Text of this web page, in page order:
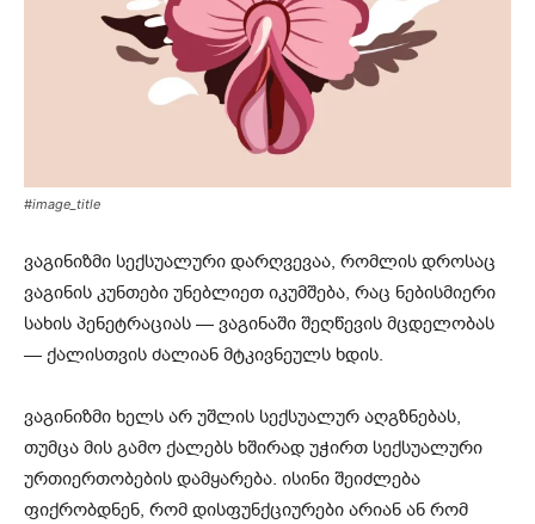
#image_title
ვაგინიზმი სექსუალური დარღვევაა, რომლის დროსაც
ვაგინის კუნთები უნებლიეთ იკუმშება, რაც ნებისმიერი
სახის პენეტრაციას — ვაგინაში შეღწევის მცდელობას
— ქალისთვის ძალიან მტკივნეულს ხდის.
ვაგინიზმი ხელს არ უშლის სექსუალურ აღგზნებას,
თუმცა მის გამო ქალებს ხშირად უჭირთ სექსუალური
ურთიერთობების დამყარება. ისინი შეიძლება
ფიქრობდნენ, რომ დისფუნქციურები არიან ან რომ